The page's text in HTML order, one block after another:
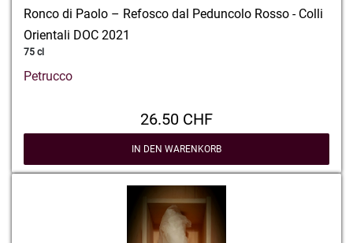
Ronco di Paolo – Refosco dal Peduncolo Rosso - Colli
Orientali DOC 2021
75 cl
Petrucco
26.50 CHF
IN DEN WARENKORB